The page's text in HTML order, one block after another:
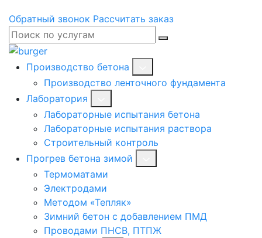
Обратный звонок Рассчитать заказ
Производство бетона
Производство ленточного фундамента
Лаборатория
Лабораторные испытания бетона
Лабораторные испытания раствора
Строительный контроль
Прогрев бетона зимой
Термоматами
Электродами
Методом «Тепляк»
Зимний бетон с добавлением ПМД
Проводами ПНСВ, ПТПЖ